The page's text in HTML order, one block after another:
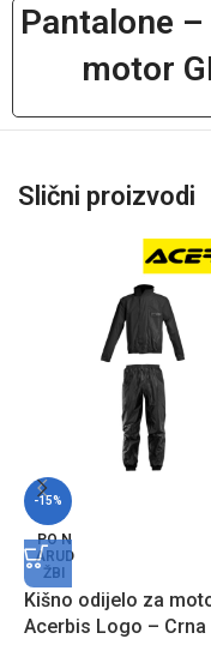
Pantalone
motor
Slični proizvodi
-15%
PO N
ARUD
ŽBI
Kišno odijelo za
Acerbis Logo – Crna